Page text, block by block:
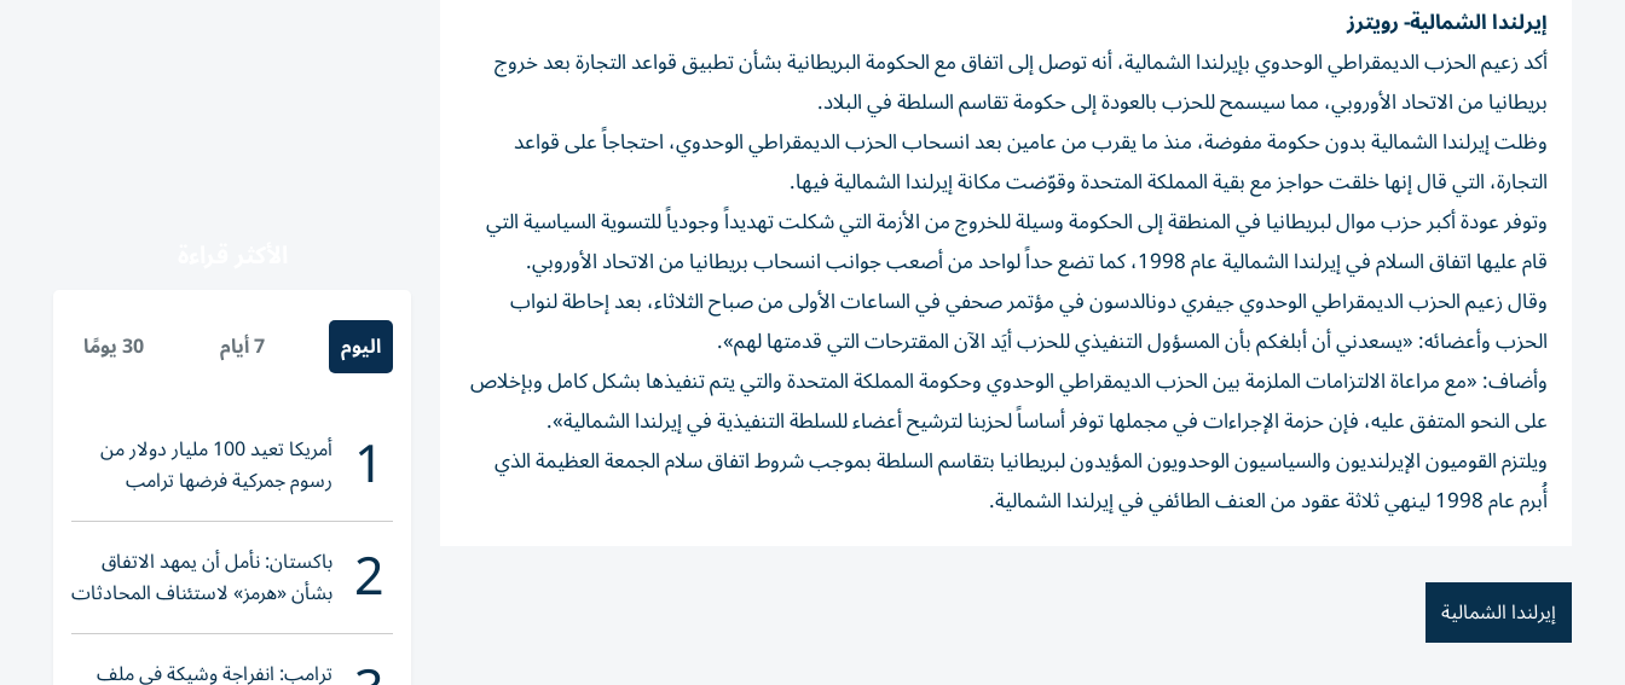
إيرلندا الشمالية- رويترز
أكد زعيم الحزب الديمقراطي الوحدوي بإيرلندا الشمالية، أنه توصل إلى اتفاق مع الحكومة البريطانية بشأن تطبيق قواعد التجارة بعد خروج
بريطانيا من الاتحاد الأوروبي، مما سيسمح للحزب بالعودة إلى حكومة تقاسم السلطة في البلاد.
وظلت إيرلندا الشمالية بدون حكومة مفوضة، منذ ما يقرب من عامين بعد انسحاب الحزب الديمقراطي الوحدوي، احتجاجاً على قواعد
التجارة، التي قال إنها خلقت حواجز مع بقية المملكة المتحدة وقوّضت مكانة إيرلندا الشمالية فيها.
وتوفر عودة أكبر حزب موال لبريطانيا في المنطقة إلى الحكومة وسيلة للخروج من الأزمة التي شكلت تهديداً وجودياً للتسوية السياسية التي
قام عليها اتفاق السلام في إيرلندا الشمالية عام 1998، كما تضع حداً لواحد من أصعب جوانب انسحاب بريطانيا من الاتحاد الأوروبي.
وقال زعيم الحزب الديمقراطي الوحدوي جيفري دونالدسون في مؤتمر صحفي في الساعات الأولى من صباح الثلاثاء، بعد إحاطة لنواب
الحزب وأعضائه: «يسعدني أن أبلغكم بأن المسؤول التنفيذي للحزب أيَد الآن المقترحات التي قدمتها لهم».
وأضاف: «مع مراعاة الالتزامات الملزمة بين الحزب الديمقراطي الوحدوي وحكومة المملكة المتحدة والتي يتم تنفيذها بشكل كامل وبإخلاص
على النحو المتفق عليه، فإن حزمة الإجراءات في مجملها توفر أساساً لحزبنا لترشيح أعضاء للسلطة التنفيذية في إيرلندا الشمالية».
ويلتزم القوميون الإيرلنديون والسياسيون الوحدويون المؤيدون لبريطانيا بتقاسم السلطة بموجب شروط اتفاق سلام الجمعة العظيمة الذي
أُبرم عام 1998 لينهي ثلاثة عقود من العنف الطائفي في إيرلندا الشمالية.
إيرلندا الشمالية
اليوم 7 أيام 30 يومًا
1 أمريكا تعيد 100 مليار دولار من
رسوم جمركية فرضها ترامب
2 باكستان: نأمل أن يمهد الاتفاق
بشأن «هرمز» لاستئناف المحادثات
بين واشنطن وطهران
ترامب: انفراجة وشيكة في ملف